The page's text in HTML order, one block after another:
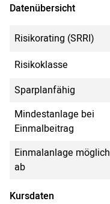
Datenübersicht
Risikorating (SRRI)
Risikoklasse
Sparplanfähig
Mindestanlage bei
Einmalbeitrag
Einmalanlage möglich
ab
Kursdaten